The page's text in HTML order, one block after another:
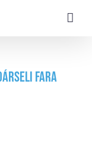
fara